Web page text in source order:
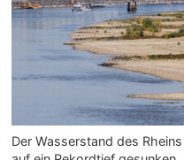
Der Wasserstand des